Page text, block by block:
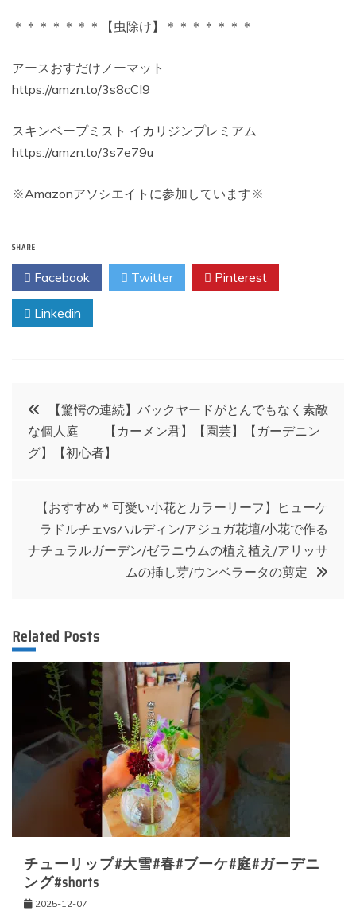
＊＊＊＊＊＊＊【虫除け】＊＊＊＊＊＊＊
アースおすだけノーマット
https://amzn.to/3s8cCI9
スキンベープミスト イカリジンプレミアム
https://amzn.to/3s7e79u
※Amazonアソシエイトに参加しています※
SHARE
Facebook Twitter Pinterest
Linkedin
投
稿
ー
シ
ン
【驚愕の連続】バックヤードがとんでもなく素敵
な個人庭 【カーメン君】【園芸】【ガーデニン
グ】【初心者】
【おすすめ＊可愛い小花とカラーリーフ】ヒューケ
ラドルチェvsハルディン/アジュガ花壇/小花で作る
ナチュラルガーデン/ゼラニウムの植え植え/アリッサ
ムの挿し芽/ウンベラータの剪定
Related Posts
チューリップ#大雪#春#ブーケ#庭#ガーデニ
ング#shorts
2025-12-07